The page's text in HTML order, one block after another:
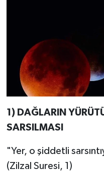
1) DAĞLARIN
SARSILMASI
"Yer, o şiddetli
(Zilzal Suresi, 1)